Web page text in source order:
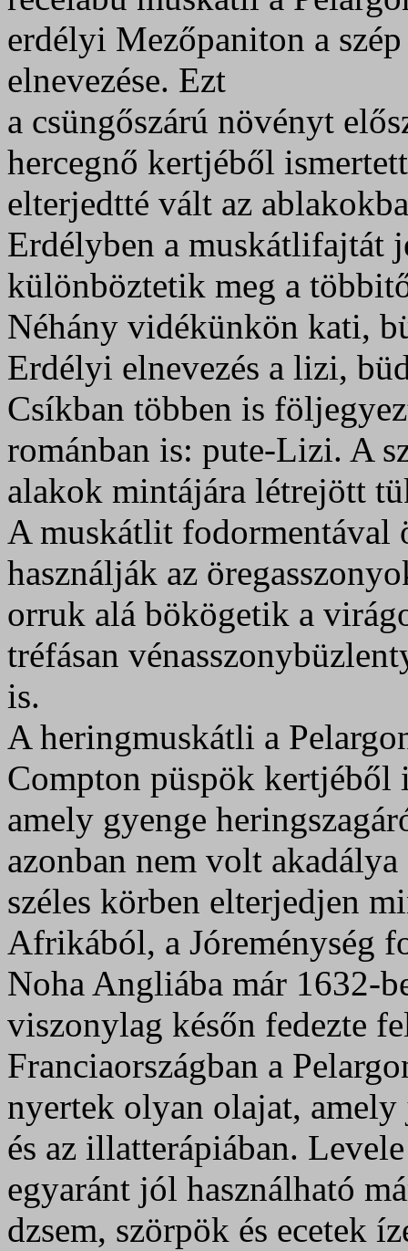
erdélyi Mezőpaniton a
elnevezése. Ezt
a csüngőszárú növényt
hercegnő kertjéből
elterjedtté vált az
Erdélyben a muskátlifajtát
különböztetik meg a
Néhány vidékünkön kati,
Erdélyi elnevezés a lizi,
Csíkban többen is
románban is: pute-Lizi. A
alakok mintájára létrejött
A muskátlit fodormentával
használják az
orruk alá bökögetik a
tréfásan
is.
A heringmuskátli a
Compton püspök kertjéből
amely gyenge
azonban nem volt
széles körben elterjedjen
Afrikából, a Jóreménység
Noha Angliába már 1632-
viszonylag későn fedezte
Franciaországban a
nyertek olyan olajat,
és az illatterápiában.
egyaránt jól használható
dzsem, szörpök és ecetek